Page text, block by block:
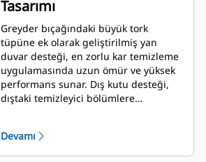
Tasarımı
Greyder bıçağındaki büyük tork
tüpüne ek olarak geliştirilmiş yan
duvar desteği, en zorlu kar temizleme
uygulamasında uzun ömür ve yüksek
performans sunar. Dış kutu desteği,
dıştaki temizleyici bölümlere
en aza indirecek şekilde
tasarlanmıştır.
Devamı